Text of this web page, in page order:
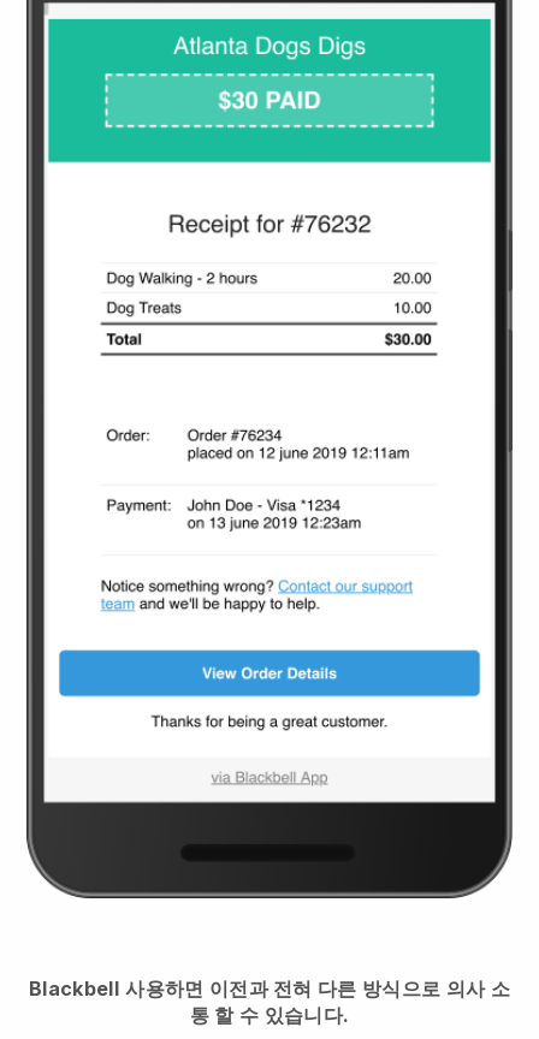
Blackbell 사용하면 이전과 전혀 다른 방식으로 의사 소
통 할 수 있습니다.